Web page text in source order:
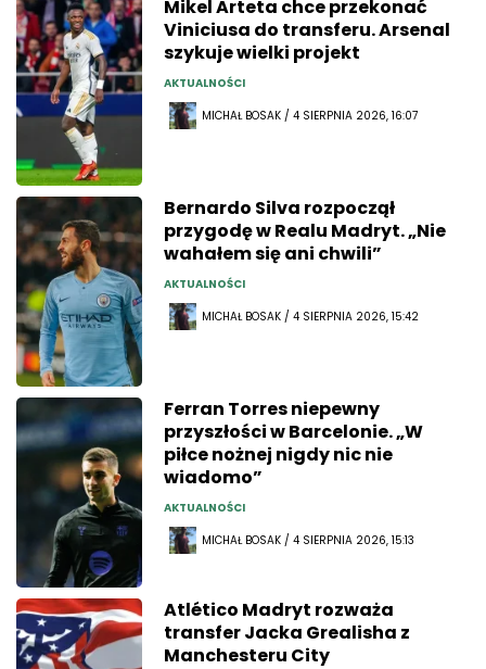
Mikel Arteta chce przekonać
Viniciusa do transferu. Arsenal
szykuje wielki projekt
AKTUALNOŚCI
MICHAŁ BOSAK / 4 SIERPNIA 2026, 16:07
Bernardo Silva rozpoczął
przygodę w Realu Madryt. „Nie
wahałem się ani chwili”
AKTUALNOŚCI
MICHAŁ BOSAK / 4 SIERPNIA 2026, 15:42
Ferran Torres niepewny
przyszłości w Barcelonie. „W
piłce nożnej nigdy nic nie
wiadomo”
AKTUALNOŚCI
MICHAŁ BOSAK / 4 SIERPNIA 2026, 15:13
Atlético Madryt rozważa
transfer Jacka Grealisha z
Manchesteru City